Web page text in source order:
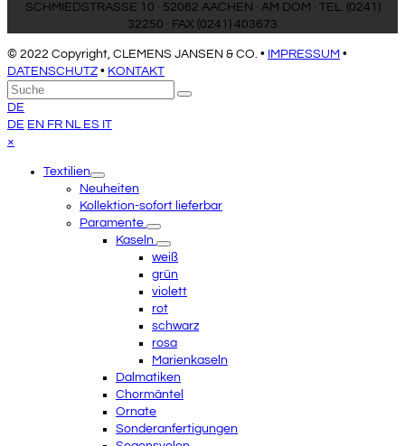
SCHMIEDSTRASSE 10 · 52062 AACHEN · AM DOM · TEL. (0241)
32250 · FAX (0241) 403673
© 2022 Copyright, CLEMENS JANSEN & CO. • IMPRESSUM •
DATENSCHUTZ • KONTAKT
An
den
Anfang
scrollen
Suche
Senden
DE
DE EN FR NL ES IT
×
menuTextilien
Neuheiten
Kollektion-sofort lieferbar
Paramente
Kaseln
weiß
grün
violett
rot
schwarz
rosa
Marienkaseln
Dalmatiken
Chormäntel
Ornate
Sonderanfertigungen